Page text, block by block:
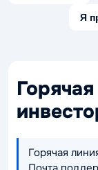
Я
Горячая